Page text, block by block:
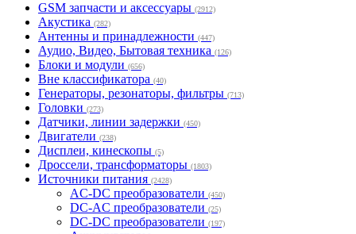
GSM запчасти и аксессуары (2912)
Акустика (282)
Антенны и принадлежности (447)
Аудио, Видео, Бытовая техника (126)
Блоки и модули (656)
Вне классификатора (40)
Генераторы, резонаторы, фильтры (713)
Головки (273)
Датчики, линии задержки (450)
Двигатели (238)
Дисплеи, кинескопы (5)
Дроссели, трансформаторы (1803)
Источники питания (2428)
AC-DC преобразователи (450)
DC-AC преобразователи (25)
DC-DC преобразователи (197)